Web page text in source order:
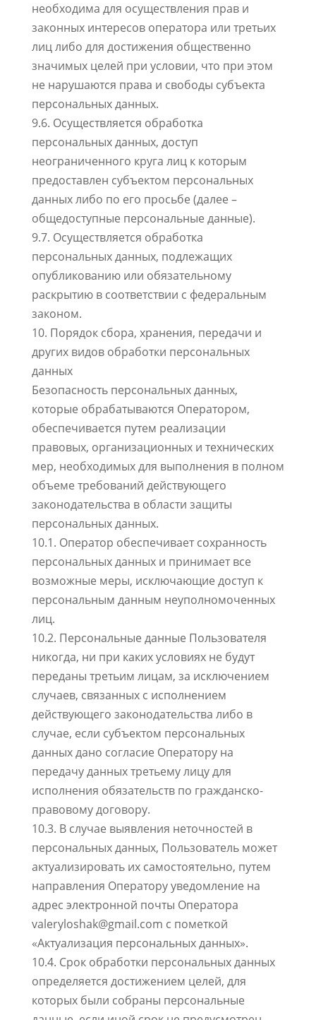
необходима для осуществления прав и
законных интересов оператора или третьих
лиц либо для достижения общественно
значимых целей при условии, что при этом
не нарушаются права и свободы субъекта
персональных данных.
9.6. Осуществляется обработка
персональных данных, доступ
неограниченного круга лиц к которым
предоставлен субъектом персональных
данных либо по его просьбе (далее –
общедоступные персональные данные).
9.7. Осуществляется обработка
персональных данных, подлежащих
опубликованию или обязательному
раскрытию в соответствии с федеральным
законом.
10. Порядок сбора, хранения, передачи и
других видов обработки персональных
данных
Безопасность персональных данных,
которые обрабатываются Оператором,
обеспечивается путем реализации
правовых, организационных и технических
мер, необходимых для выполнения в полном
объеме требований действующего
законодательства в области защиты
персональных данных.
10.1. Оператор обеспечивает сохранность
персональных данных и принимает все
возможные меры, исключающие доступ к
персональным данным неуполномоченных
лиц.
10.2. Персональные данные Пользователя
никогда, ни при каких условиях не будут
переданы третьим лицам, за исключением
случаев, связанных с исполнением
действующего законодательства либо в
случае, если субъектом персональных
данных дано согласие Оператору на
передачу данных третьему лицу для
исполнения обязательств по гражданско-
правовому договору.
10.3. В случае выявления неточностей в
персональных данных, Пользователь может
актуализировать их самостоятельно, путем
направления Оператору уведомление на
адрес электронной почты Оператора
valeryloshak@gmail.com с пометкой
«Актуализация персональных данных».
10.4. Срок обработки персональных данных
определяется достижением целей, для
которых были собраны персональные